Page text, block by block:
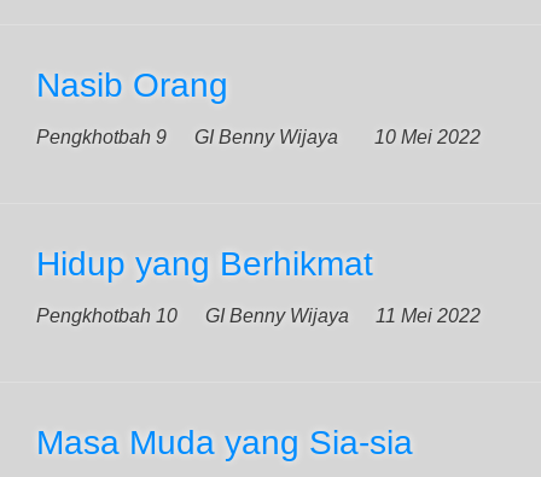
Nasib Orang
Pengkhotbah 9 10 Mei 2022
GI Benny Wijaya
Hidup yang Berhikmat
Pengkhotbah 10 11 Mei 2022
GI Benny Wijaya
Masa Muda yang Sia-sia